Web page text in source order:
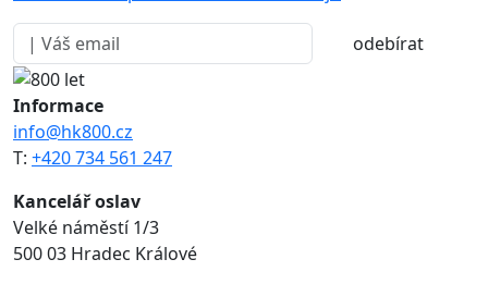
odebírat
Informace
info@hk800.cz
T: +420 734 561 247
Kancelář oslav
Velké náměstí 1/3
500 03 Hradec Králové